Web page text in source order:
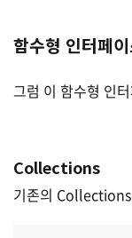
함수형 인터페
그럼 이 함수형 인
Collections
기존의